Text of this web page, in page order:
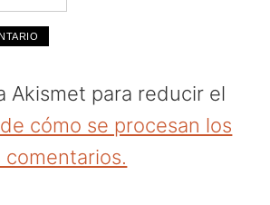
Akismet para reducir el
cómo se procesan los